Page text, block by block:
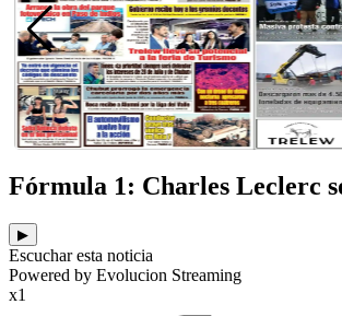
Fórmula 1: Charles Leclerc
▶
Escuchar esta noticia
Powered by Evolucion Streaming
x1